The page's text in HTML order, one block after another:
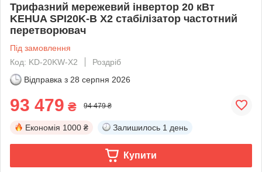
Трифазний мережевий інвертор 20 кВт
KEHUA SPI20K-B X2 стабілізатор частотний
перетворювач
Під замовлення
Код: KD-20KW-X2
Роздріб
Відправка з 28 серпня 2026
93 479 ₴ 94 479 ₴
Економія 1000 ₴ Залишилось 1 день
Купити